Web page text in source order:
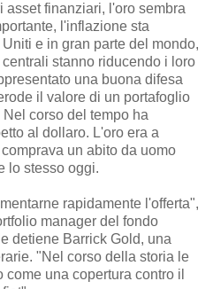
asset finanziari, l'oro sembra
l'inflazione sta
e in gran parte del mondo,
stanno riducendo i loro
una buona difesa
il valore di un portafoglio
corso del tempo ha
al dollaro. L'oro era a
un abito da uomo
lo stesso oggi.
rapidamente l'offerta",
manager del fondo
detiene Barrick Gold, una
"Nel corso della storia le
una copertura contro il